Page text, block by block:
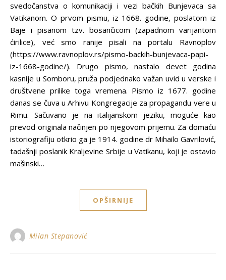
svedočanstva o komunikaciji i vezi bačkih Bunjevaca sa
Vatikanom. O prvom pismu, iz 1668. godine, poslatom iz
Baje i pisanom tzv. bosančicom (zapadnom varijantom
ćirilice), već smo ranije pisali na portalu Ravnoplov
(https://www.ravnoplov.rs/pismo-backih-bunjevaca-papi-
iz-1668-godine/). Drugo pismo, nastalo devet godina
kasnije u Somboru, pruža podjednako važan uvid u verske i
društvene prilike toga vremena. Pismo iz 1677. godine
danas se čuva u Arhivu Kongregacije za propagandu vere u
Rimu. Sačuvano je na italijanskom jeziku, moguće kao
prevod originala načinjen po njegovom prijemu. Za domaću
istoriografiju otkrio ga je 1914. godine dr Mihailo Gavrilović,
tadašnji poslanik Kraljevine Srbije u Vatikanu, koji je ostavio
mašinski…
OPŠIRNIJE
Milan Stepanović